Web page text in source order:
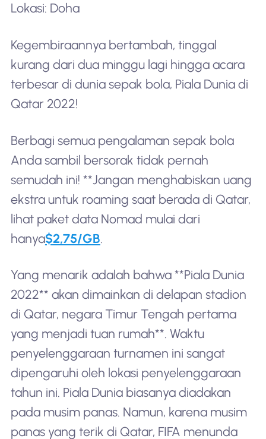
Lokasi: Doha
Kegembiraannya bertambah, tinggal
kurang dari dua minggu lagi hingga acara
terbesar di dunia sepak bola, Piala Dunia di
Qatar 2022!
Berbagi semua pengalaman sepak bola
Anda sambil bersorak tidak pernah
semudah ini! **Jangan menghabiskan uang
ekstra untuk roaming saat berada di Qatar,
lihat paket data Nomad mulai dari
hanya$2,75/GB.
Yang menarik adalah bahwa **Piala Dunia
2022** akan dimainkan di delapan stadion
di Qatar, negara Timur Tengah pertama
yang menjadi tuan rumah**. Waktu
penyelenggaraan turnamen ini sangat
dipengaruhi oleh lokasi penyelenggaraan
tahun ini. Piala Dunia biasanya diadakan
pada musim panas. Namun, karena musim
panas yang terik di Qatar, FIFA menunda